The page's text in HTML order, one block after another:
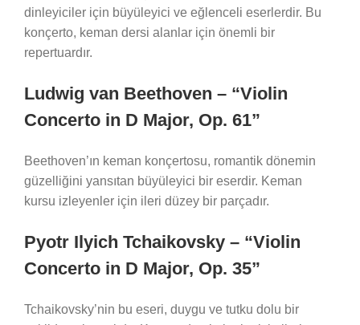
dinleyiciler için büyüleyici ve eğlenceli eserlerdir. Bu
konçerto, keman dersi alanlar için önemli bir
repertuardır.
Ludwig van Beethoven – “Violin
Concerto in D Major, Op. 61”
Beethoven’ın keman konçertosu, romantik dönemin
güzelliğini yansıtan büyüleyici bir eserdir. Keman
kursu izleyenler için ileri düzey bir parçadır.
Pyotr Ilyich Tchaikovsky – “Violin
Concerto in D Major, Op. 35”
Tchaikovsky’nin bu eseri, duygu ve tutku dolu bir